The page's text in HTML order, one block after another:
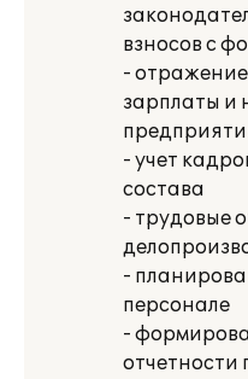
взносов с
-
зарплаты и
- учет
состава
- трудовые
-
персонале
-